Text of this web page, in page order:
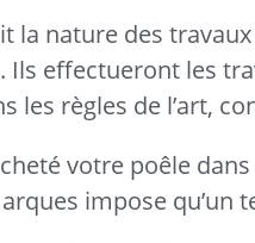
la nature des
Ils effectueront les
les règles de l’art,
votre poêle
impose qu’un